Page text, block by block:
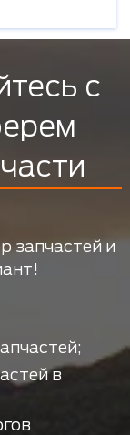
с
запчастей и
в